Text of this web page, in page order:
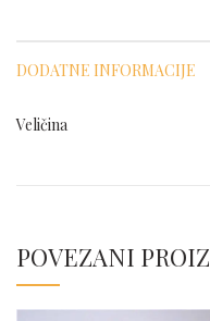
DODATNE INFORMACIJE
Veličina
POVEZANI